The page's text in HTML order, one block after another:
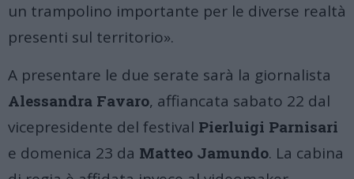
un trampolino importante per le diverse realtà
presenti sul territorio».
A presentare le due serate sarà la giornalista
Alessandra Favaro, affiancata sabato 22 dal
vicepresidente del festival Pierluigi Parnisari
e domenica 23 da Matteo Jamundo. La cabina